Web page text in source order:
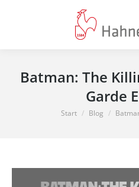
Batman: The
Garde
Sie befinden sich
Start Blog